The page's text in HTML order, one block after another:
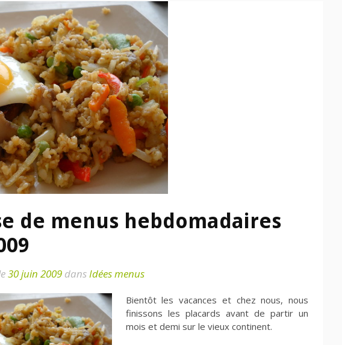
de menus hebdomadaires
30 juin 2009 dansIdées menus
Bientôt les vacances et chez nous, nous
finissons les placards avant de partir un
mois et demi sur le vieux continent.